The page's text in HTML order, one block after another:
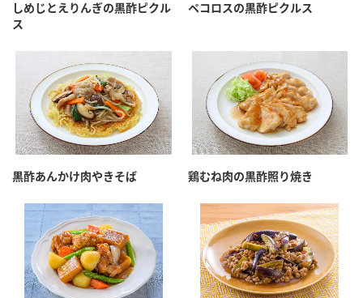
しめじとえりんぎの黒酢ピクル
ス
ペコロスの黒酢ピクルス
黒酢あんかけ肉やきそば 鶏むね肉の黒酢照り焼き